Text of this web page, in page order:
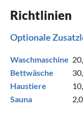
Richtlinien
Optionale
Waschmaschine
Bettwäsche
Haustiere
Sauna